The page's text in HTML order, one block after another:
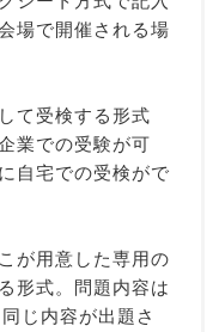
場で開催される場
て受検する形式
業での受験が可
自宅での受検がで
が用意した専用の
形式。問題内容は
じ内容が出題さ